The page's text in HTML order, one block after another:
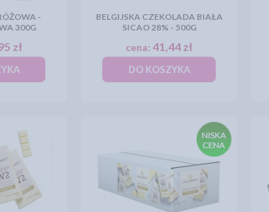
-
300G
zł
BELGIJSKA CZEKOLADA BIAŁA
SICAO 28% - 500G
cena: 41,44 zł
DO KOSZYKA